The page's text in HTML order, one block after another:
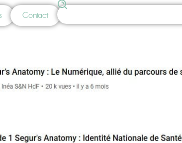
Contact